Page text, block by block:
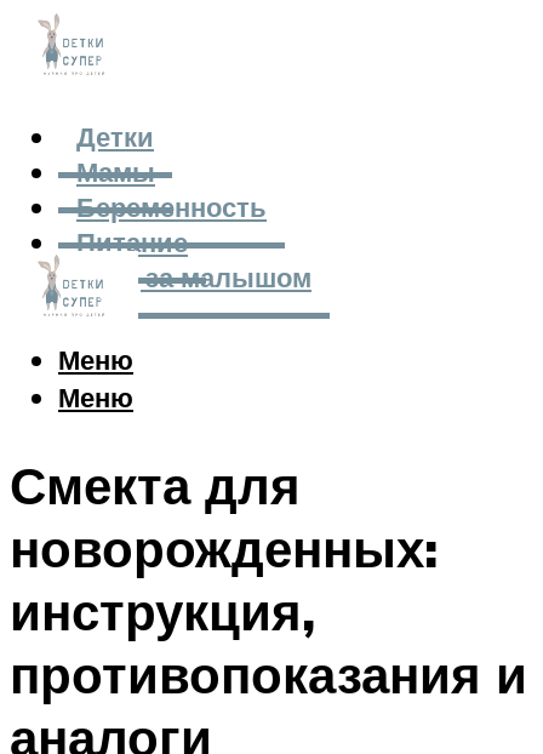
Детки
Мамы
Беременность
Питание
Уход за малышом
Меню
Меню
Смекта для
новорожденных:
инструкция,
противопоказания и
аналоги